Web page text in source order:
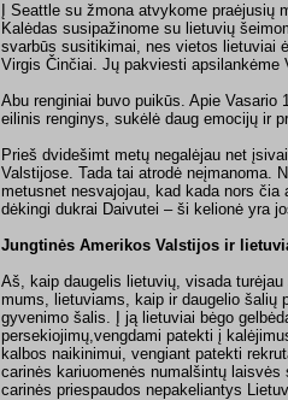
Į Seattle su žmona atvykome praėjusių
Kalėdas susipažinome su lietuvių
svarbūs susitikimai, nes vietos lietuviai
Virgis Činčiai. Jų pakviesti apsilankėme
Abu renginiai buvo puikūs. Apie
eilinis renginys, sukėlė daug emocijų ir
Prieš dvidešimt metų negalėjau net
Valstijose. Tada tai atrodė neįmanoma.
metusnet nesvajojau, kad kada nors
dėkingi dukrai Daivutei – ši kelionė yra
Jungtinės Amerikos Valstijos ir
Aš, kaip daugelis lietuvių, visada
mums, lietuviams, kaip ir daugelio šalių
gyvenimo šalis. Į ją lietuviai bėgo
persekiojimų,vengdami patekti į
kalbos naikinimui, vengiant patekti
carinės kariuomenės numalšintų
carinės priespaudos nepakeliantys